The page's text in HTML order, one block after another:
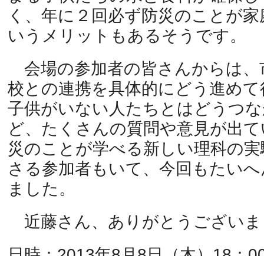
く、年に２回必ず防災のことが
いうメリットもあるそうです。
会場の参加者の皆さんからは、
校との連携を具体的にどう進め
子供がいない人たちとはどうつ
ど、たくさんの質問や意見が出
災のことが学べる新しい理科の
さる参加者もいて、今回もたい
ました。
近藤さん、ありがとうござい